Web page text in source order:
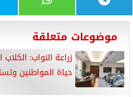
موضوعات متعلقة
زراعة النواب:
حياة المواطنين